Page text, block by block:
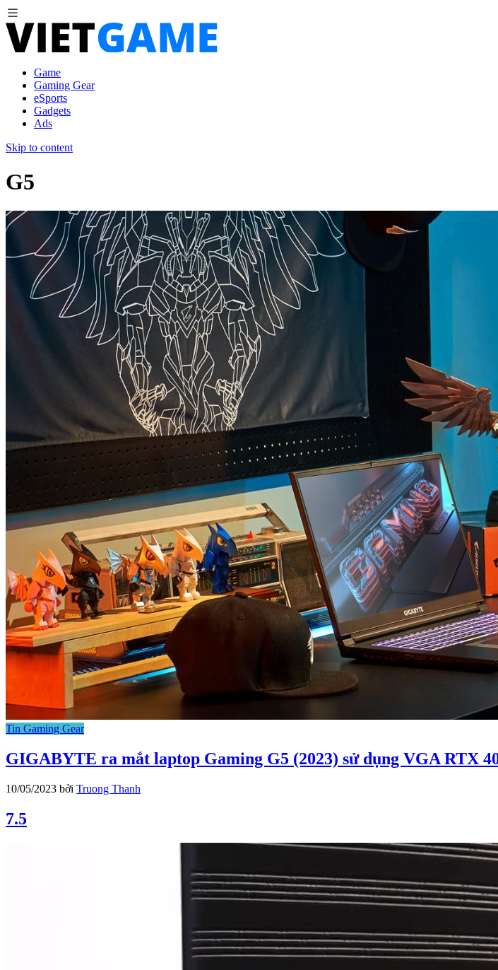
Game
Gaming Gear
eSports
Gadgets
Ads
Skip to content
G5
Tin Gaming Gear
GIGABYTE ra mắt laptop Gaming G5 (2023) sử dụng VGA RTX
10/05/2023 bởi Truong Thanh
7.5